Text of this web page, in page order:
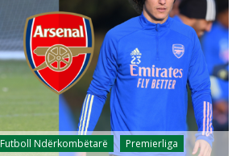
Futboll Ndërkombëtarë Premierliga